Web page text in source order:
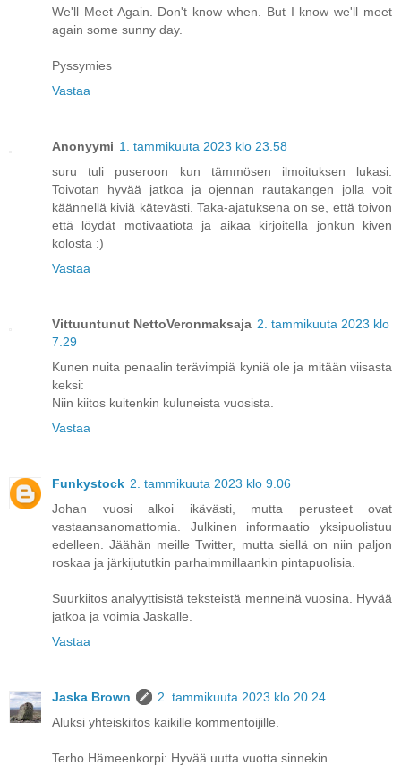
We'll Meet Again. Don't know when. But I know we'll meet
again some sunny day.
Pyssymies
Vastaa
Anonyymi 1. tammikuuta 2023 klo 23.58
suru tuli puseroon kun tämmösen ilmoituksen lukasi.
Toivotan hyvää jatkoa ja ojennan rautakangen jolla voit
käännellä kiviä kätevästi. Taka-ajatuksena on se, että toivon
että löydät motivaatiota ja aikaa kirjoitella jonkun kiven
kolosta :)
Vastaa
Vittuuntunut NettoVeronmaksaja 2. tammikuuta 2023 klo
7.29
Kunen nuita penaalin terävimpiä kyniä ole ja mitään viisasta
keksi:
Niin kiitos kuitenkin kuluneista vuosista.
Vastaa
Funkystock 2. tammikuuta 2023 klo 9.06
Johan vuosi alkoi ikävästi, mutta perusteet ovat
vastaansanomattomia. Julkinen informaatio yksipuolistuu
edelleen. Jäähän meille Twitter, mutta siellä on niin paljon
roskaa ja järkijututkin parhaimmillaankin pintapuolisia.
Suurkiitos analyyttisistä teksteistä menneinä vuosina. Hyvää
jatkoa ja voimia Jaskalle.
Vastaa
Jaska Brown
2. tammikuuta 2023 klo 20.24
Aluksi yhteiskiitos kaikille kommentoijille.
Terho Hämeenkorpi: Hyvää uutta vuotta sinnekin.